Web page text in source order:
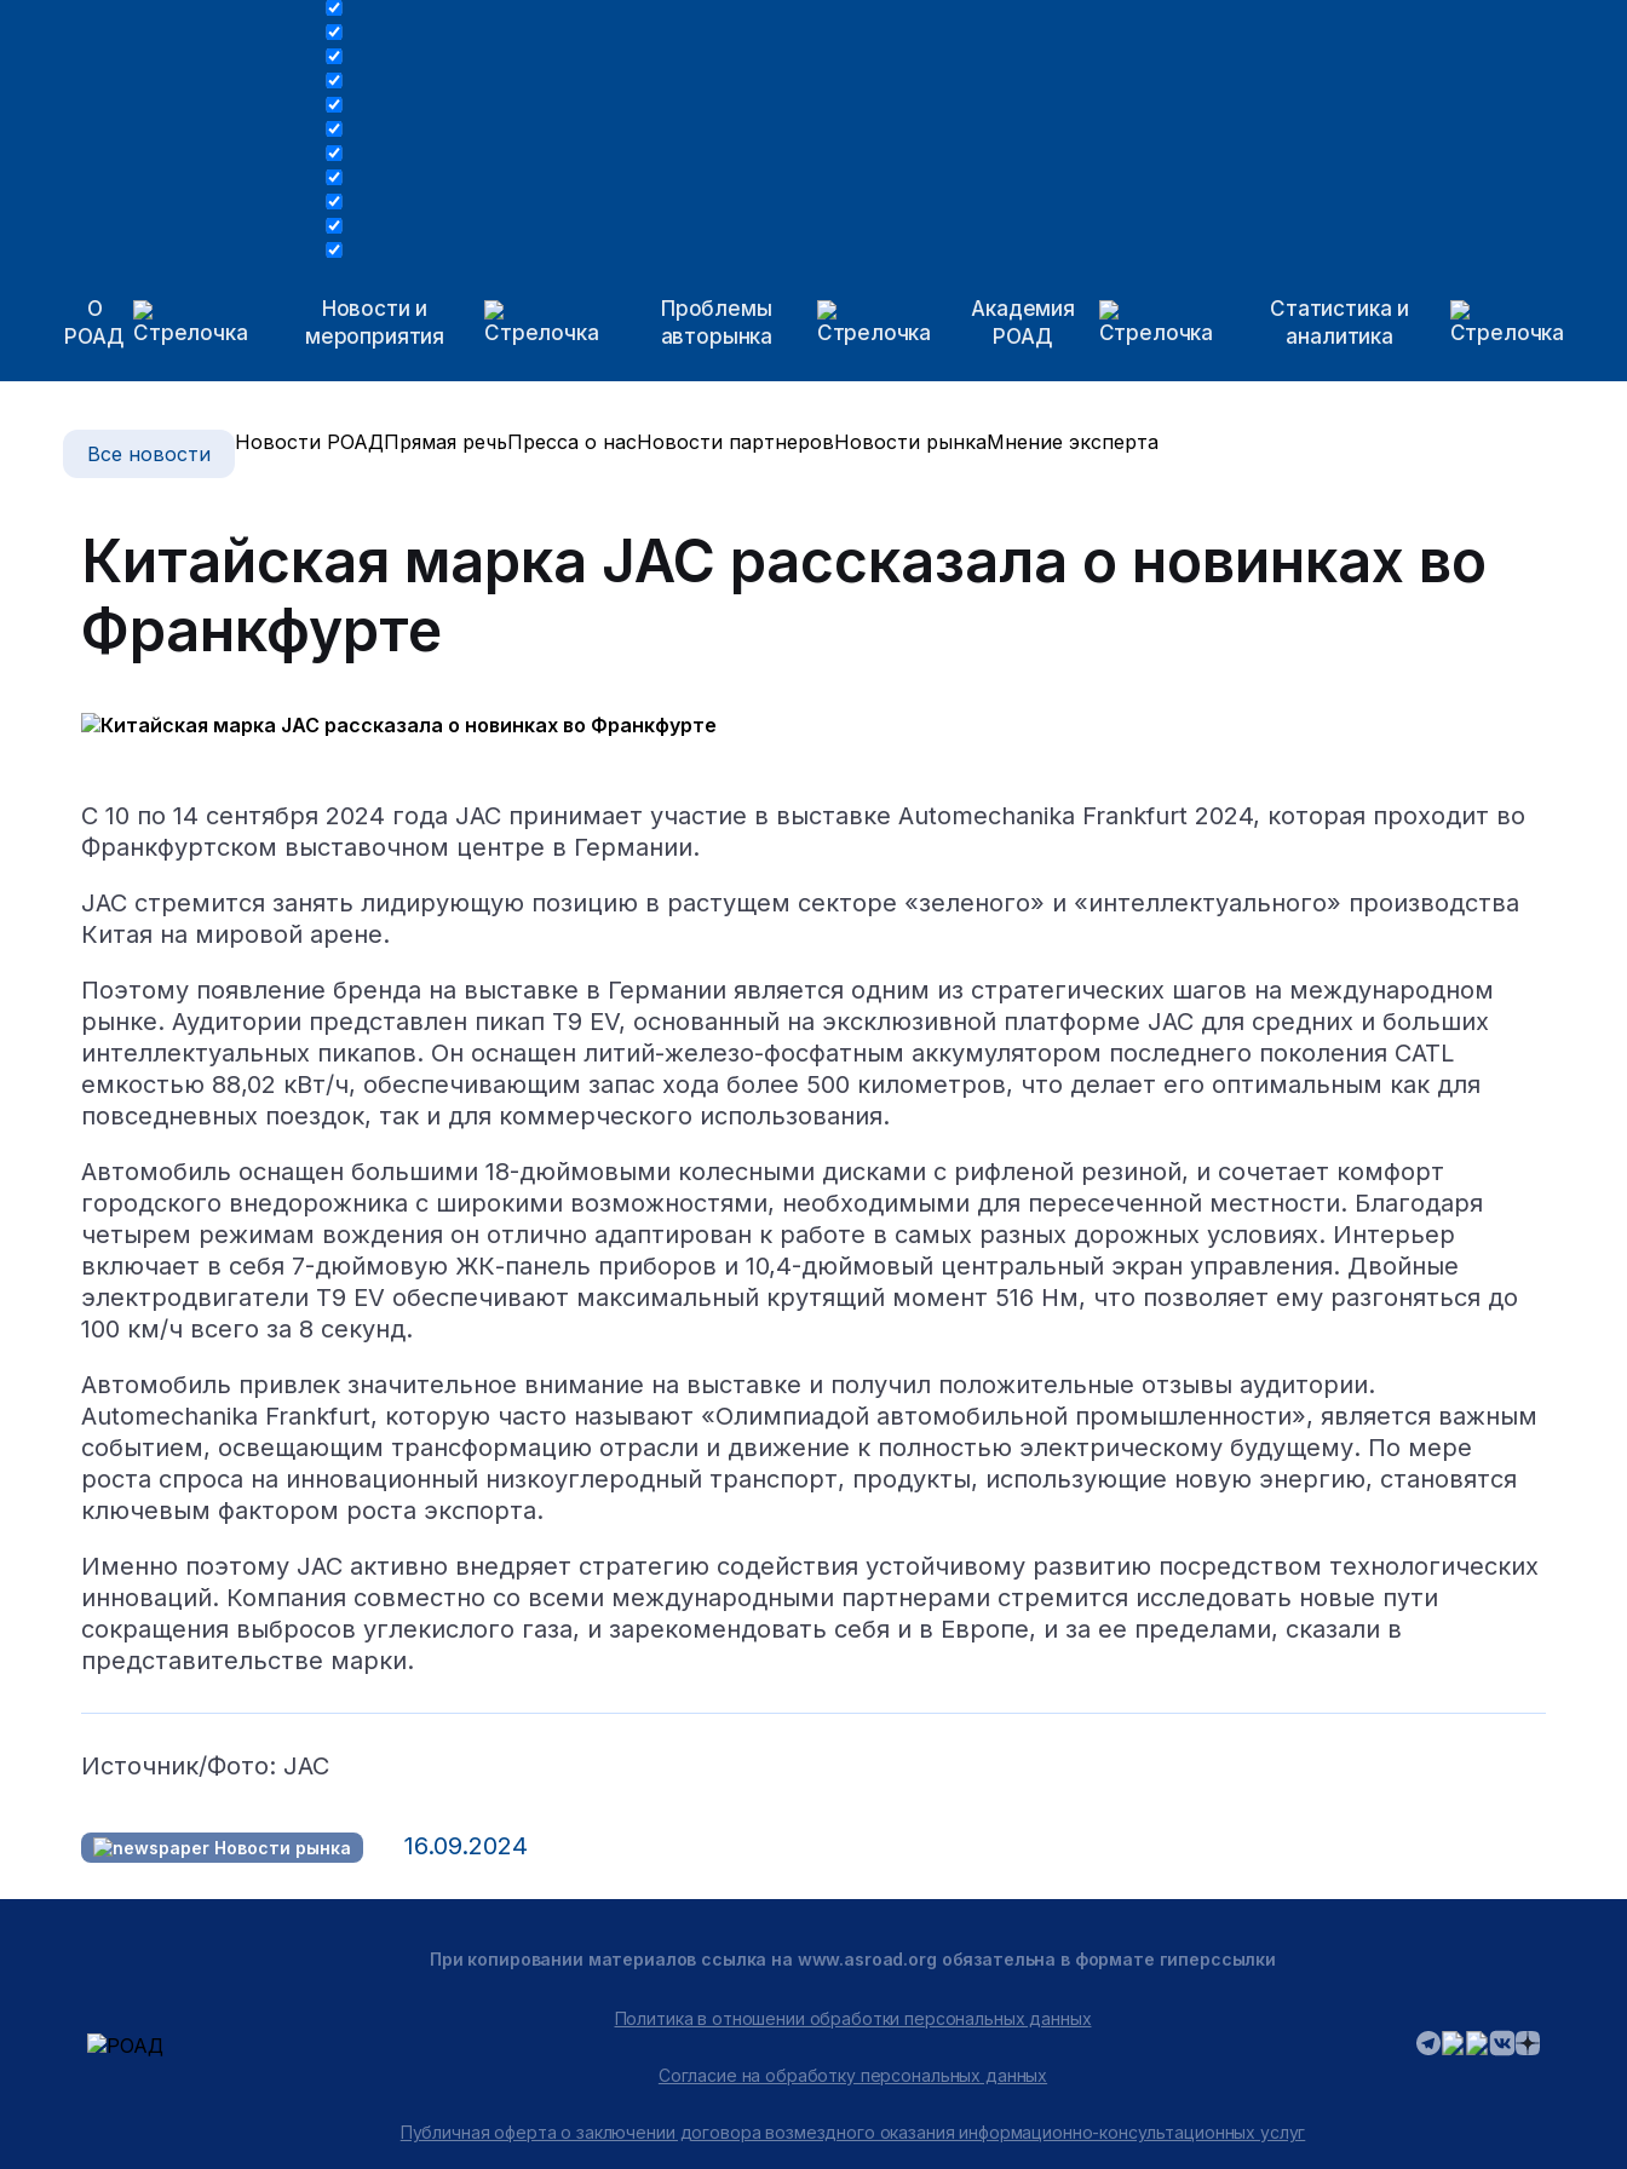
О
РОАД
Новости и
мероприятия
Проблемы
авторынка
Академия
РОАД
Статистика и
аналитика
Все новости Новости РОАДПрямая речьПресса о насНовости партнеровНовости рынкаМнение эксперта
Китайская марка JAC рассказала о новинках во
Франкфурте
С 10 по 14 сентября 2024 года JAC принимает участие в выставке Automechanika Frankfurt 2024, которая проходит во
Франкфуртском выставочном центре в Германии.
JAC стремится занять лидирующую позицию в растущем секторе «зеленого» и «интеллектуального» производства
Китая на мировой арене.
Поэтому появление бренда на выставке в Германии является одним из стратегических шагов на международном
рынке. Аудитории представлен пикап T9 EV, основанный на эксклюзивной платформе JAC для средних и больших
интеллектуальных пикапов. Он оснащен литий-железо-фосфатным аккумулятором последнего поколения CATL
емкостью 88,02 кВт/ч, обеспечивающим запас хода более 500 километров, что делает его оптимальным как для
повседневных поездок, так и для коммерческого использования.
Автомобиль оснащен большими 18-дюймовыми колесными дисками с рифленой резиной, и сочетает комфорт
городского внедорожника с широкими возможностями, необходимыми для пересеченной местности. Благодаря
четырем режимам вождения он отлично адаптирован к работе в самых разных дорожных условиях. Интерьер
включает в себя 7-дюймовую ЖК-панель приборов и 10,4-дюймовый центральный экран управления. Двойные
электродвигатели T9 EV обеспечивают максимальный крутящий момент 516 Нм, что позволяет ему разгоняться до
100 км/ч всего за 8 секунд.
Автомобиль привлек значительное внимание на выставке и получил положительные отзывы аудитории.
Automechanika Frankfurt, которую часто называют «Олимпиадой автомобильной промышленности», является важным
событием, освещающим трансформацию отрасли и движение к полностью электрическому будущему. По мере
роста спроса на инновационный низкоуглеродный транспорт, продукты, использующие новую энергию, становятся
ключевым фактором роста экспорта.
Именно поэтому JAC активно внедряет стратегию содействия устойчивому развитию посредством технологических
инноваций. Компания совместно со всеми международными партнерами стремится исследовать новые пути
сокращения выбросов углекислого газа, и зарекомендовать себя и в Европе, и за ее пределами, сказали в
представительстве марки.
Источник/Фото: JAC
Новости рынка 16.09.2024
При копировании материалов ссылка на www.asroad.org обязательна в формате гиперссылки
Политика в отношении обработки персональных данных
Согласие на обработку персональных данных
Публичная оферта о заключении договора возмездного оказания информационно-консультационных услуг